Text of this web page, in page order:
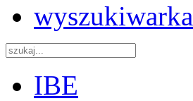
wyszukiwarka
IBE